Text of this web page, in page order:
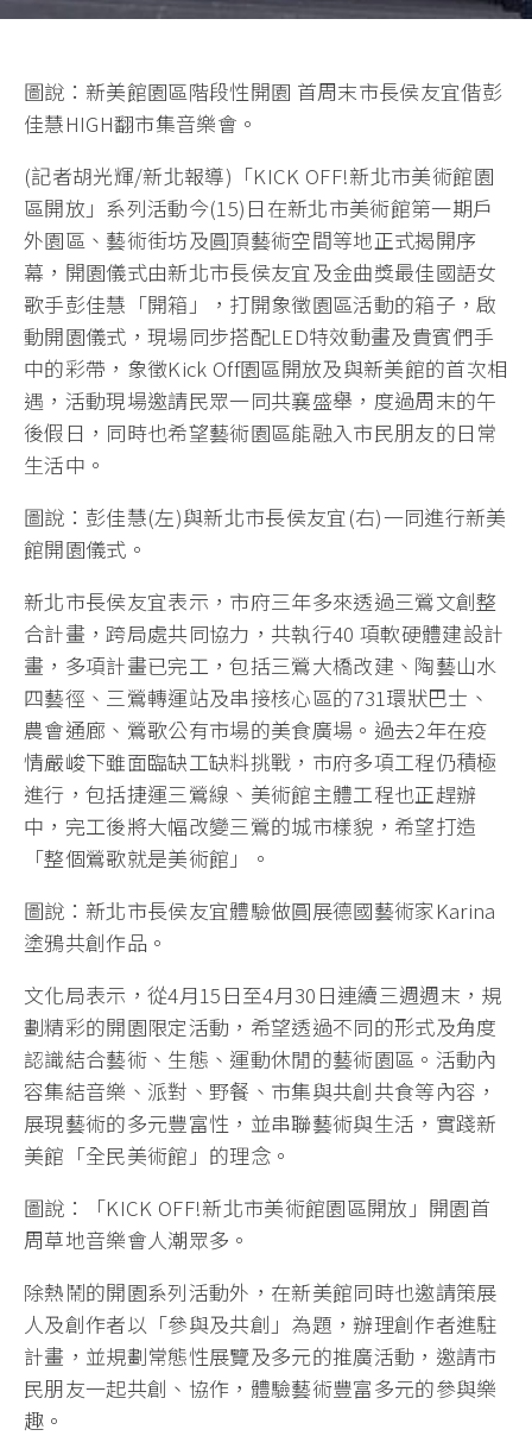
圖說：新美館園區階段性開園 首周末市長侯友宜偕彭
佳慧HIGH翻市集音樂會。
(記者胡光輝/新北報導)「KICK OFF!新北市美術館園
區開放」系列活動今(15)日在新北市美術館第一期戶
外園區、藝術街坊及圓頂藝術空間等地正式揭開序
幕，開園儀式由新北市長侯友宜及金曲獎最佳國語女
歌手彭佳慧「開箱」，打開象徵園區活動的箱子，啟
動開園儀式，現場同步搭配LED特效動畫及貴賓們手
中的彩帶，象徵Kick Off園區開放及與新美館的首次相
遇，活動現場邀請民眾一同共襄盛舉，度過周末的午
後假日，同時也希望藝術園區能融入市民朋友的日常
生活中。
圖說：彭佳慧(左)與新北市長侯友宜(右)一同進行新美
館開園儀式。
新北市長侯友宜表示，市府三年多來透過三鶯文創整
合計畫，跨局處共同協力，共執行40 項軟硬體建設計
畫，多項計畫已完工，包括三鶯大橋改建、陶藝山水
四藝徑、三鶯轉運站及串接核心區的731環狀巴士、
農會通廊、鶯歌公有市場的美食廣場。過去2年在疫
情嚴峻下雖面臨缺工缺料挑戰，市府多項工程仍積極
進行，包括捷運三鶯線、美術館主體工程也正趕辦
中，完工後將大幅改變三鶯的城市樣貌，希望打造
「整個鶯歌就是美術館」。
圖說：新北市長侯友宜體驗做圓展德國藝術家Karina
塗鴉共創作品。
文化局表示，從4月15日至4月30日連續三週週末，規
劃精彩的開園限定活動，希望透過不同的形式及角度
認識結合藝術、生態、運動休閒的藝術園區。活動內
容集結音樂、派對、野餐、市集與共創共食等內容，
展現藝術的多元豐富性，並串聯藝術與生活，實踐新
美館「全民美術館」的理念。
圖說：「KICK OFF!新北市美術館園區開放」開園首
周草地音樂會人潮眾多。
除熱鬧的開園系列活動外，在新美館同時也邀請策展
人及創作者以「參與及共創」為題，辦理創作者進駐
計畫，並規劃常態性展覽及多元的推廣活動，邀請市
民朋友一起共創、協作，體驗藝術豐富多元的參與樂
趣。